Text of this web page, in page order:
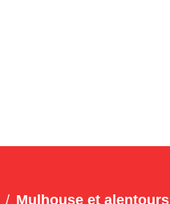
Mulhouse et alentours